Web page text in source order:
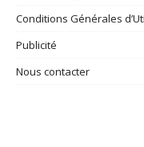
Conditions Générales
Publicité
Nous contacter